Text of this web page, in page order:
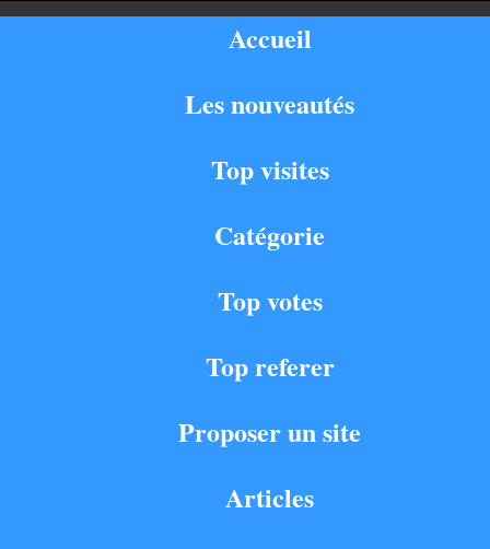
Accueil
Les nouveautés
Top visites
Catégorie
Top votes
Top referer
Proposer un site
Articles